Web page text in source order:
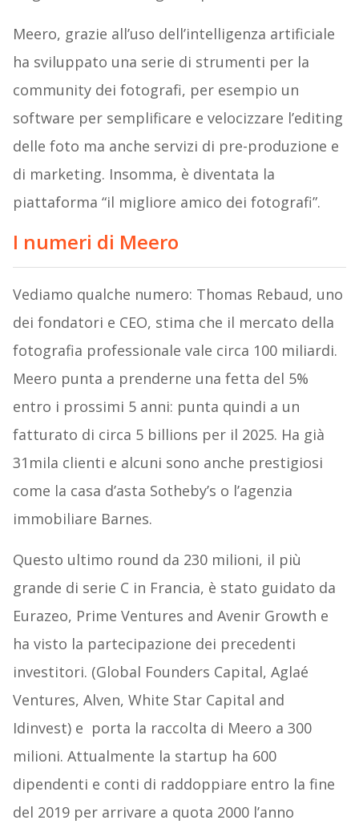
Meero, grazie all’uso dell’intelligenza artificiale
ha sviluppato una serie di strumenti per la
community dei fotografi, per esempio un
software per semplificare e velocizzare l’editing
delle foto ma anche servizi di pre-produzione e
di marketing. Insomma, è diventata la
piattaforma “il migliore amico dei fotografi”.
I numeri di Meero
Vediamo qualche numero: Thomas Rebaud, uno
dei fondatori e CEO, stima che il mercato della
fotografia professionale vale circa 100 miliardi.
Meero punta a prenderne una fetta del 5%
entro i prossimi 5 anni: punta quindi a un
fatturato di circa 5 billions per il 2025. Ha già
31mila clienti e alcuni sono anche prestigiosi
come la casa d’asta Sotheby’s o l’agenzia
immobiliare Barnes.
Questo ultimo round da 230 milioni, il più
grande di serie C in Francia, è stato guidato da
Eurazeo, Prime Ventures and Avenir Growth e
ha visto la partecipazione dei precedenti
investitori. (Global Founders Capital, Aglaé
Ventures, Alven, White Star Capital and
Idinvest) e porta la raccolta di Meero a 300
milioni. Attualmente la startup ha 600
dipendenti e conti di raddoppiare entro la fine
del 2019 per arrivare a quota 2000 l’anno